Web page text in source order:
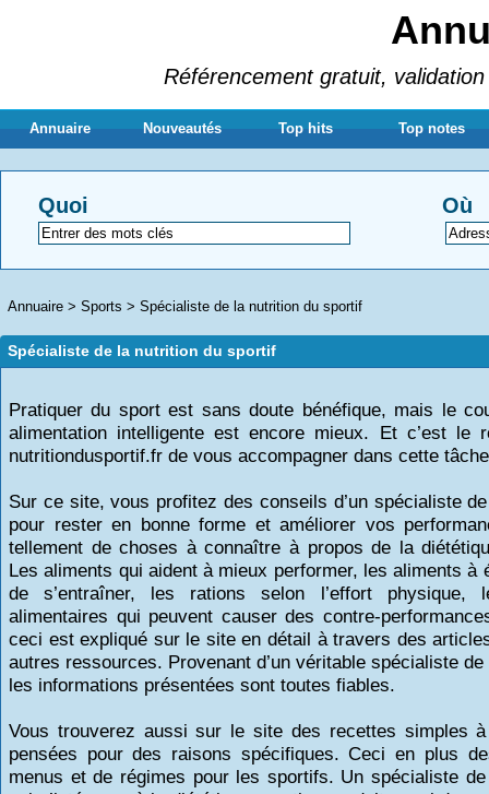
Référencement gratuit,
Annuaire Nouveautés Top hits Top notes
Quoi Où
Annuaire > Sports > Spécialiste de la nutrition du sportif
Spécialiste de la nutrition du sportif
Pratiquer du sport est sans doute bénéfique, mais le
alimentation intelligente est encore mieux. Et c’est le
nutritiondusportif.fr de vous accompagner dans cette
Sur ce site, vous profitez des conseils d’un spécialiste
pour rester en bonne forme et améliorer vos
tellement de choses à connaître à propos de la
Les aliments qui aident à mieux performer, les aliments à
de s’entraîner, les rations selon l’effort physique,
alimentaires qui peuvent causer des contre-
ceci est expliqué sur le site en détail à travers des
autres ressources. Provenant d’un véritable spécialiste de
les informations présentées sont toutes fiables.
Vous trouverez aussi sur le site des recettes simples
pensées pour des raisons spécifiques. Ceci en plus
menus et de régimes pour les sportifs. Unspécialiste